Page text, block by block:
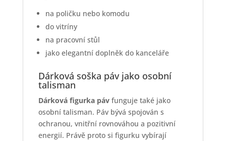
na poličku nebo komodu
do vitríny
na pracovní stůl
jako elegantní doplněk do kanceláře
Dárková soška páv jako osobní
talisman
Dárková figurka pávfunguje také jako
osobní talisman. Páv bývá spojován s
ochranou, vnitřní rovnováhou a pozitivní
energií. Právě proto si figurku vybírají